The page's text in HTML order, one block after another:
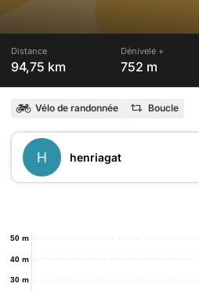
Distance
94,75 km
Dénivelé +
752 m
Vélo de randonnée Boucle
H henriagat
30 m
40 m
50 m